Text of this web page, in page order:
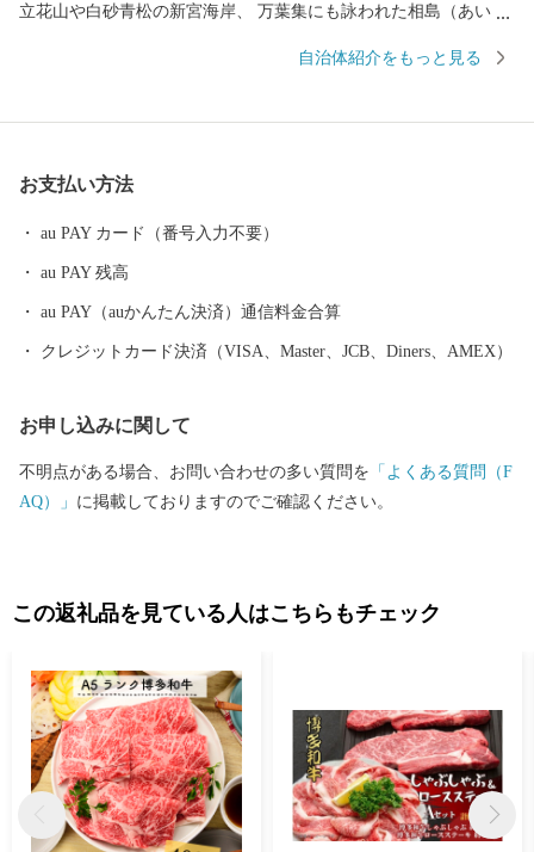
立花山や白砂青松の新宮海岸、 万葉集にも詠われた相島（あいの
茂」が多くのメディアにも取り上げられています。 優れた自然と
上げられた絶妙な塩加減の「明太子」や「干物」。 福岡グルメの
自治体紹介をもっと見る
お支払い方法
au PAY カード（番号入力不要）
au PAY 残高
au PAY（auかんたん決済）通信料金合算
クレジットカード決済（VISA、Master、JCB、Diners、AMEX）
お申し込みに関して
不明点がある場合、お問い合わせの多い質問を 「よくある質問（F
AQ）」 に掲載しておりますのでご確認ください。
この返礼品を見ている人はこちらもチェック